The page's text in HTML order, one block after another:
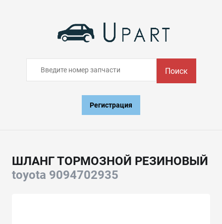
Поиск
Регистрация
ШЛАНГ ТОРМОЗНОЙ РЕЗИНОВЫЙ
toyota 9094702935